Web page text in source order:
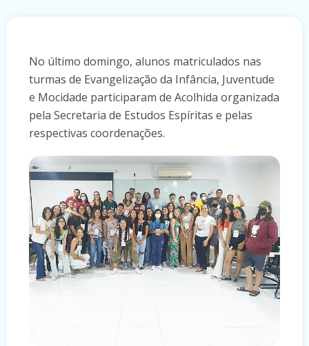
No último domingo, alunos matriculados nas
turmas de Evangelização da Infância, Juventude
e Mocidade participaram de Acolhida organizada
pela Secretaria de Estudos Espíritas e pelas
respectivas coordenações.